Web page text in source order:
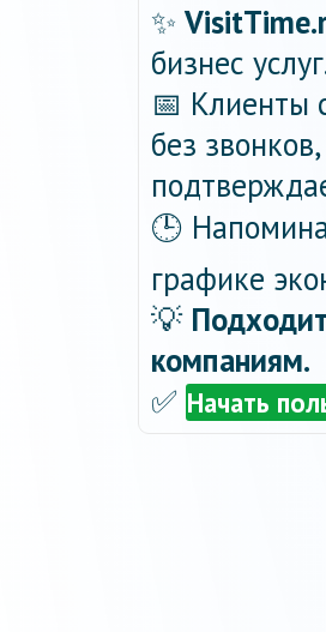
✨
бизнес
📅 Клиенты
без
🕒
графике
💡
компаниям.
✅ Начать